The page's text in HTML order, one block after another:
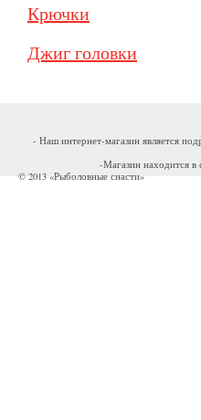
Крючки
Джиг головки
- Наш интернет-магазин является
-Магазин находится в
© 2013 «Рыболовные снасти»